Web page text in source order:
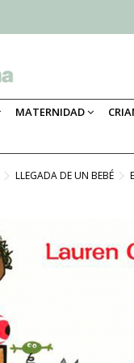
MATERNIDAD
LLEGADA DE UN BEBÉ